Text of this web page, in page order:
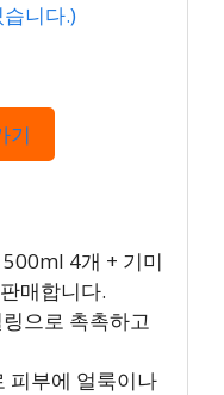
니다.)
기
4개 + 기미
매합니다.
으로 촉촉하고
피부에 얼룩이나